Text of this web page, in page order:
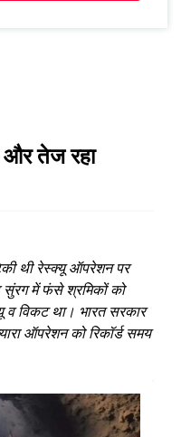
और तेज रहा
थी रेस्क्यू ऑपरेशन पर
सुंरग में फंसे श्रमिकों को
व विकट था। भारत सरकार
ऑपरेशन को रिकॉर्ड समय